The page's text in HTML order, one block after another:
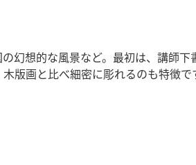
幻想的な風景など。最初は、講師
版画と比べ細密に彫れるのも特徴